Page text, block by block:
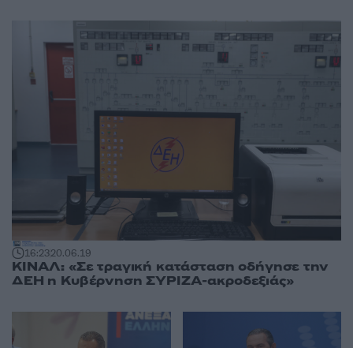
16:2320.06.19
ΚΙΝΑΛ: «Σε τραγική κατάσταση οδήγησε την
ΔΕΗ η Κυβέρνηση ΣΥΡΙΖΑ-ακροδεξιάς»